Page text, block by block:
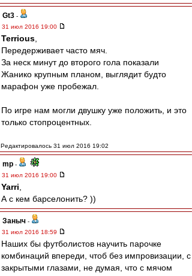
Gt3 -
31 июл 2016 19:00
Terrious
Передерживает часто мяч.
За неск минут до второго гола показали
Жанико крупным планом, выглядит будто
марафон уже пробежал.
По игре нам могли двушку уже положить, и это
только стопроцентных.
Редактировалось 31 июл 2016 19:02
mp -
31 июл 2016 19:00
Yarri
А с кем барселонить? ))
Заныч -
31 июл 2016 18:59
Наших бы футболистов научить парочке
комбинаций впереди, чтоб без импровизации, с
закрытыми глазами, не думая, что с мячом